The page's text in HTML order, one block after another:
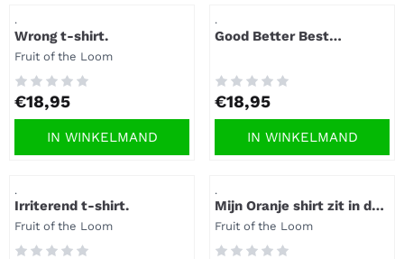
Artikelnummer
.
Wrong t-shirt.
Merk:
Fruit of the Loom
Prijs: 18,95
€18,95
IN WINKELMAND
Artikelnummer
.
Good Better Best
Prijs: 18,95
€18,95
IN WINKELMAND
.
Irriterend t-shirt.
Merk:
Fruit of the Loom
.
Mijn Oranje shirt zit in de
was tshirt.
Merk:
Fruit of the Loom